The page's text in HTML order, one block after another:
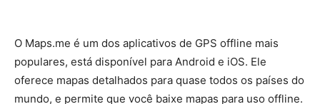
O Maps.me é um dos aplicativos de GPS offline mais
populares, está disponível para Android e iOS. Ele
oferece mapas detalhados para quase todos os países do
mundo, e permite que você baixe mapas para uso offline.